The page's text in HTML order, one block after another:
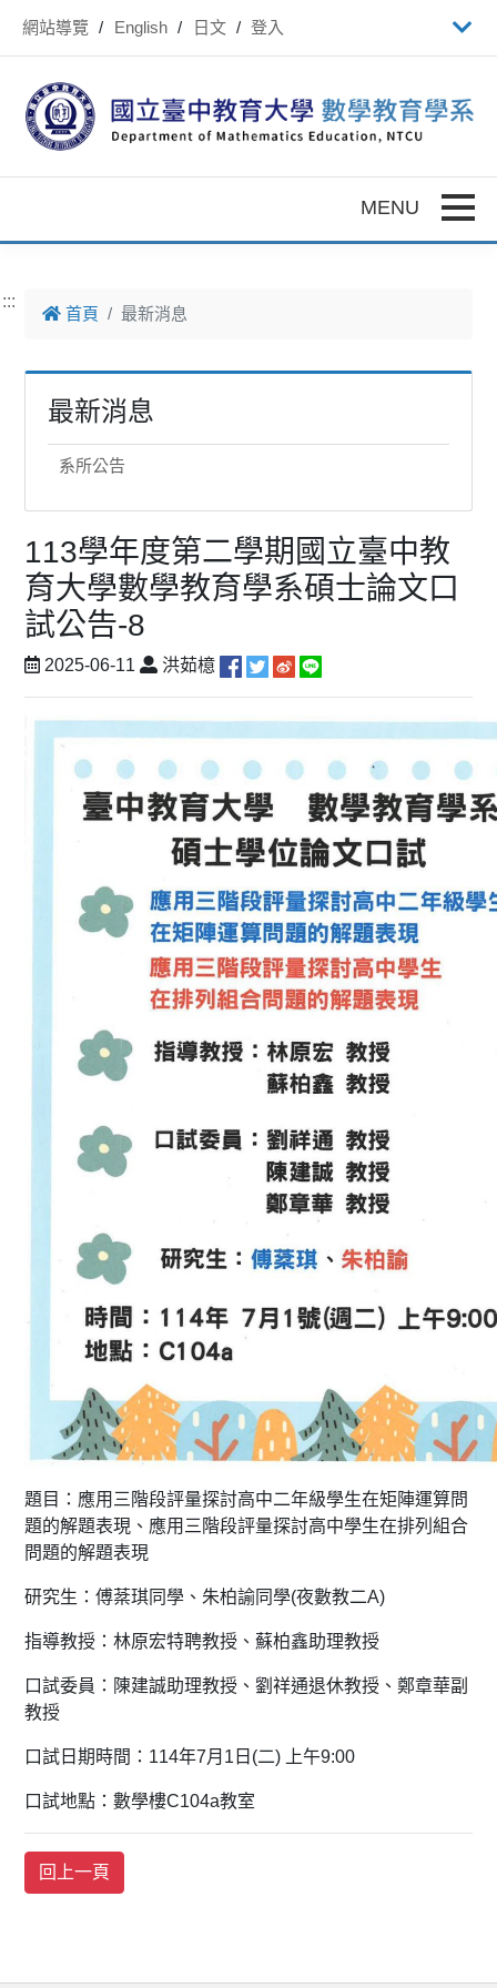
網站導覽 English 日文 登入
:::
首頁 最新消息
最新消息
系所公告
113學年度第二學期國立臺中教
育大學數學教育學系碩士論文口
試公告-8
2025-06-11 洪茹檍
題目：應用三階段評量探討高中二年級學生在矩陣運算問
題的解題表現、應用三階段評量探討高中學生在排列組合
問題的解題表現
研究生：傅棻琪同學、朱柏諭同學(夜數教二A)
指導教授：林原宏特聘教授、蘇柏鑫助理教授
口試委員：陳建誠助理教授、劉祥通退休教授、鄭章華副
教授
口試日期時間：114年7月1日(二) 上午9:00
口試地點：數學樓C104a教室